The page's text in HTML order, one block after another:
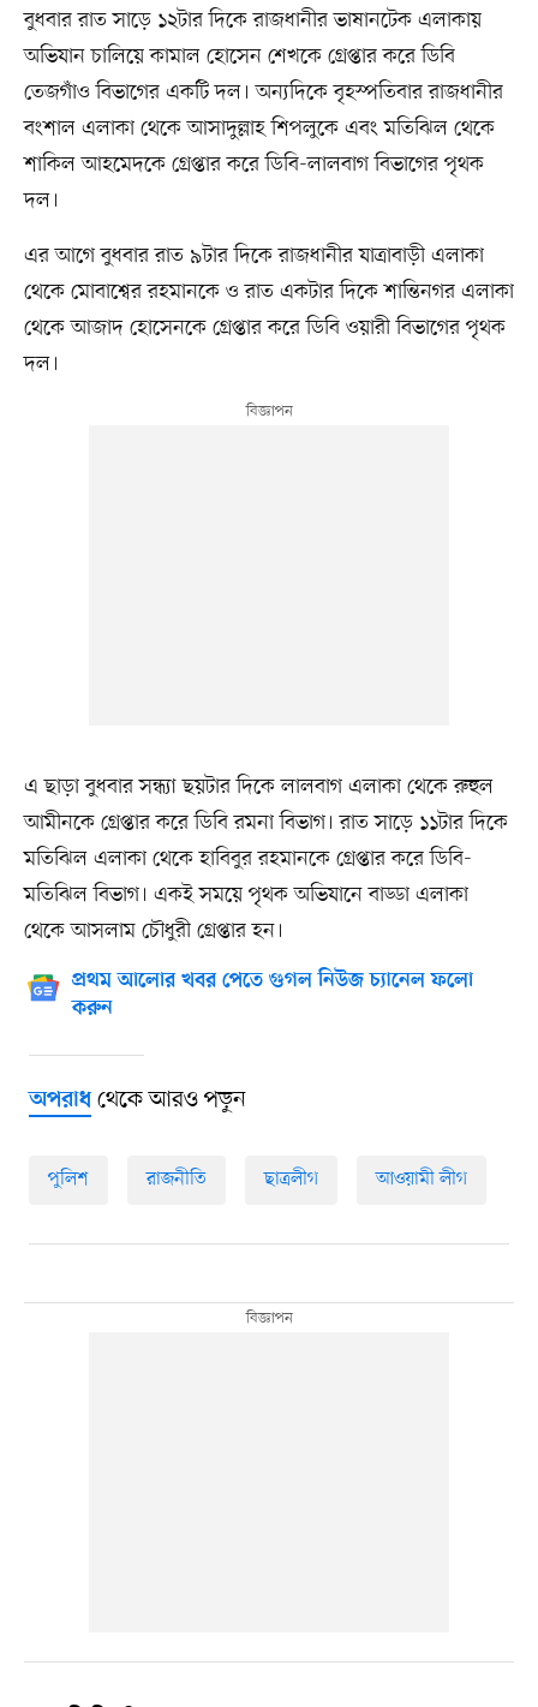
বুধবার রাত সাড়ে ১২টার দিকে রাজধানীর ভাষানটেক এলাকায়
অভিযান চালিয়ে কামাল হোসেন শেখকে গ্রেপ্তার করে ডিবি
তেজগাঁও বিভাগের একটি দল। অন্যদিকে বৃহস্পতিবার রাজধানীর
বংশাল এলাকা থেকে আসাদুল্লাহ শিপলুকে এবং মতিঝিল থেকে
শাকিল আহমেদকে গ্রেপ্তার করে ডিবি-লালবাগ বিভাগের পৃথক
দল।
এর আগে বুধবার রাত ৯টার দিকে রাজধানীর যাত্রাবাড়ী এলাকা
থেকে মোবাশ্বের রহমানকে ও রাত একটার দিকে শান্তিনগর এলাকা
থেকে আজাদ হোসেনকে গ্রেপ্তার করে ডিবি ওয়ারী বিভাগের পৃথক
দল।
এ ছাড়া বুধবার সন্ধ্যা ছয়টার দিকে লালবাগ এলাকা থেকে রুহুল
আমীনকে গ্রেপ্তার করে ডিবি রমনা বিভাগ। রাত সাড়ে ১১টার দিকে
মতিঝিল এলাকা থেকে হাবিবুর রহমানকে গ্রেপ্তার করে ডিবি-
মতিঝিল বিভাগ। একই সময়ে পৃথক অভিযানে বাড্ডা এলাকা
থেকে আসলাম চৌধুরী গ্রেপ্তার হন।
প্রথম আলোর খবর পেতে গুগল নিউজ চ্যানেল ফলো
করুন
অপরাধথেকে আরও পড়ুন
পুলিশ রাজনীতি ছাত্রলীগ আওয়ামী লীগ